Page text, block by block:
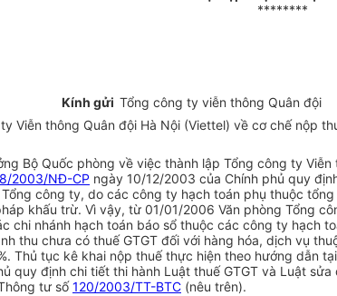
********
Kính gửi Tổng công ty viễn thông Quân đội
thông Quân đội Hà Nội (Viettel) về cơ chế nộp
Bộ Quốc phòng về việc thành lập Tổng công ty
2003/NĐ-CP ngày 10/12/2003 của Chính phủ quy
công ty, do các công ty hạch toán phụ thuộc
khấu trừ. Vì vậy, từ 01/01/2006 Văn phòng Tổng
nhánh hạch toán báo sổ thuộc các công ty hạch
thu chưa có thuế GTGT đối với hàng hóa, dịch vụ
Thủ tục kê khai nộp thuế thực hiện theo hướng dẫn
quy định chi tiết thi hành Luật thuế GTGT và Luật
tư số120/2003/TT-BTC (nêu trên).